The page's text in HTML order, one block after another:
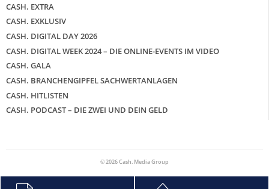
CASH. EXTRA
CASH. EXKLUSIV
CASH. DIGITAL DAY 2026
CASH. DIGITAL WEEK 2024 – DIE ONLINE-EVENTS IM VIDEO
CASH. GALA
CASH. BRANCHENGIPFEL SACHWERTANLAGEN
CASH. HITLISTEN
CASH. PODCAST – DIE ZWEI UND DEIN GELD
© 2026 Cash. Media Group